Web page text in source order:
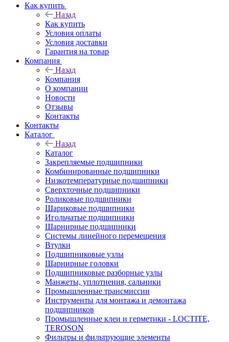
Как купить
Назад
Как купить
Условия оплаты
Условия доставки
Гарантия на товар
Компания
Назад
Компания
О компании
Новости
Отзывы
Контакты
Контакты
Каталог
Назад
Каталог
Закрепляемые подшипники
Комбинированные подшипники
Низкотемпературные подшипники
Сверхточные подшипники
Роликовые подшипники
Шариковые подшипники
Игольчатые подшипники
Шарнирные подшипники
Системы линейного перемещения
Втулки
Подшипниковые узлы
Шарнирные головки
Подшипниковые разборные узлы
Манжеты, уплотнения, сальники
Промышленные трансмиссии
Инструменты для монтажа и демонтажа
подшипников
Промышленные клеи и герметики - LOCTITE,
TEROSON
Фильтры и фильтрующие элементы